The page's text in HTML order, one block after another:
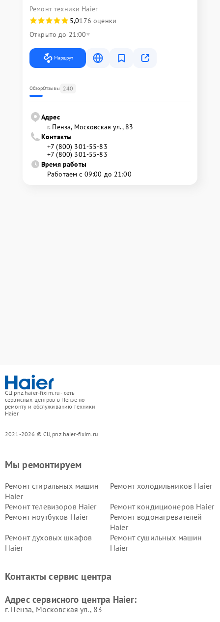
Ремонт техники Haier
5,0176 оценки
Открыто до 21:00
Маршрут
ОбзорОтзывы 240
Адрес
г. Пенза, Московская ул., 83
Контакты
+7 (800) 301-55-83
+7 (800) 301-55-83
Время работы
Работаем с 09:00 до 21:00
СЦ pnz.haier-fixim.ru - сеть
сервисных центров в Пензе по
ремонту и обслуживанию техники
Haier
2021-2026 © СЦ pnz.haier-fixim.ru
Мы ремонтируем
Ремонт стиральных машин
Haier
Ремонт холодильников Haier
Ремонт телевизоров Haier
Ремонт кондиционеров Haier
Ремонт ноутбуков Haier
Ремонт водонагревателей
Haier
Ремонт духовых шкафов
Haier
Ремонт сушильных машин
Haier
Ремонт роботов-пылесосов
Ремонт посудомоечных
Контакты сервис центра
Адрес сервисного центра Haier:
г. Пенза, Московская ул., 83